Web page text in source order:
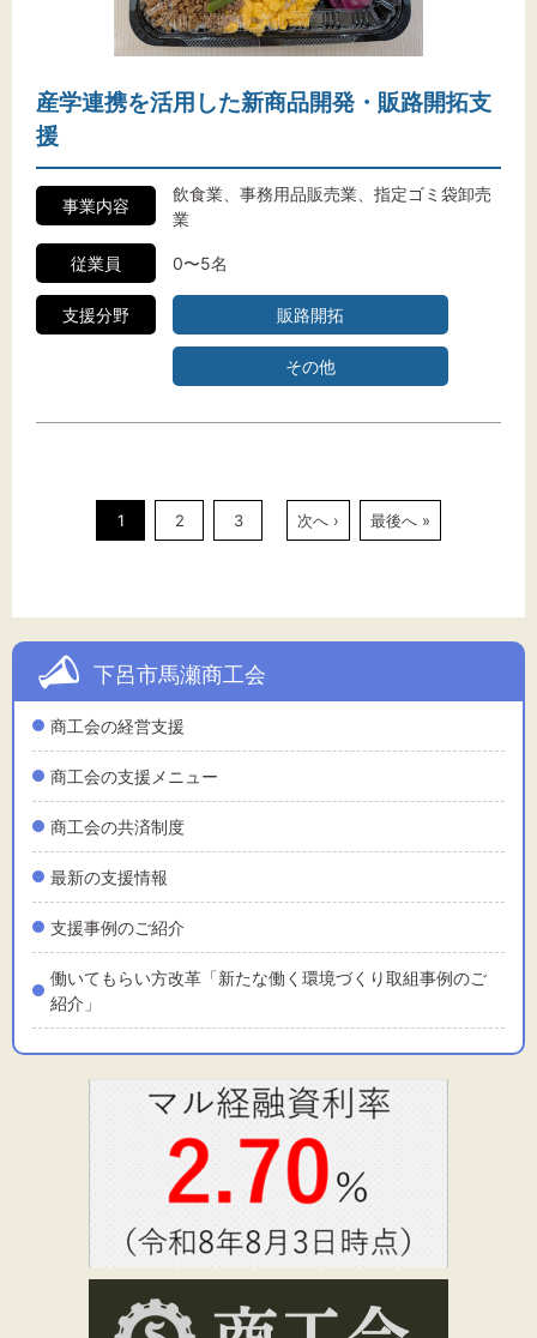
下呂市馬瀬商工会
商工会の経営支援
商工会の支援メニュー
商工会の共済制度
最新の支援情報
支援事例のご紹介
働いてもらい方改革「新たな働く環境づくり取組事例のご
紹介」
産学連携を活用した新商品開発・販路開拓支
援
事業内容
飲食業、事務用品販売業、指定ゴミ袋卸売
業
従業員 0〜5名
支援分野 販路開拓
その他
1 2 3 次へ › 最後へ »